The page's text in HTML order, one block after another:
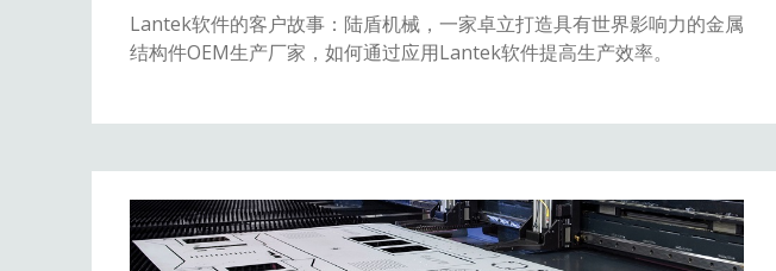
Lantek软件的客户故事：陆盾机械，一家卓立打造具有世界影响力的金属
结构件OEM生产厂家，如何通过应用Lantek软件提高生产效率。